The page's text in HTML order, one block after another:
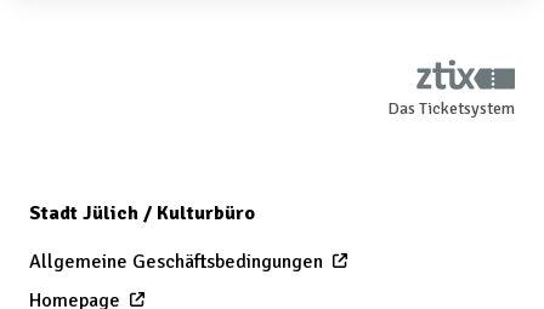
Das Ticketsystem
Stadt Jülich / Kulturbüro
Allgemeine Geschäftsbedingungen
Homepage